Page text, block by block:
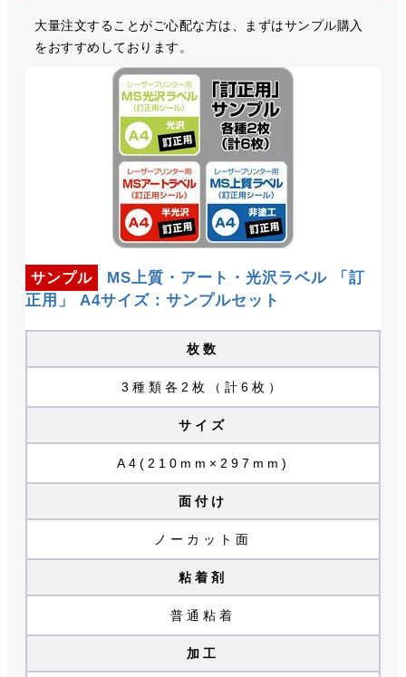
大量注文することがご心配な方は、まずはサンプル購入
をおすすめしております。
サンプル
MS上質・アート・光沢ラベル 「訂
正用」 A4サイズ：サンプルセット
枚数
3種類各2枚（計6枚）
サイズ
A4(210mm×297mm)
面付け
ノーカット面
粘着剤
普通粘着
加工